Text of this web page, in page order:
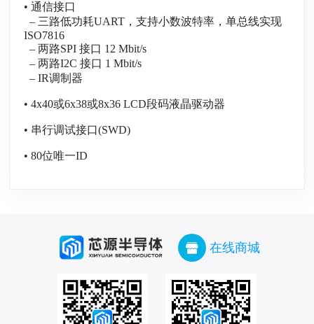
• 通信接口
– 三路低功耗UART，支持小数波特率，单总线实现
ISO7816
– 两路SPI 接口 12 Mbit/s
– 两路I2C 接口 1 Mbit/s
– IR调制器
• 4x40或6x38或8x36 LCD段码液晶驱动器
• 串行调试接口(SWD)
• 80位唯一ID
在线商城